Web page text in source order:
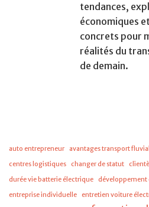
tendances,
économiques
concrets pour
réalités du
de demain.
auto entrepreneur avantages transport fluvial
centres logistiques
changer de statut
durée vie batterie électrique développement
entreprise individuelle entretien voiture